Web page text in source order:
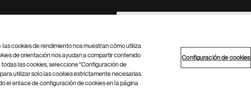
Footer Site Search
Configuración de cookies Mapa del sitio
cookies de rendimiento nos muestran cómo utiliza
de orientación nos ayudan a compartir contenido
las cookies, seleccione "Configuración de
utilizar solo las cookies estrictamente necesarias.
el enlace de configuración de cookies en la página
Configuración de cookies